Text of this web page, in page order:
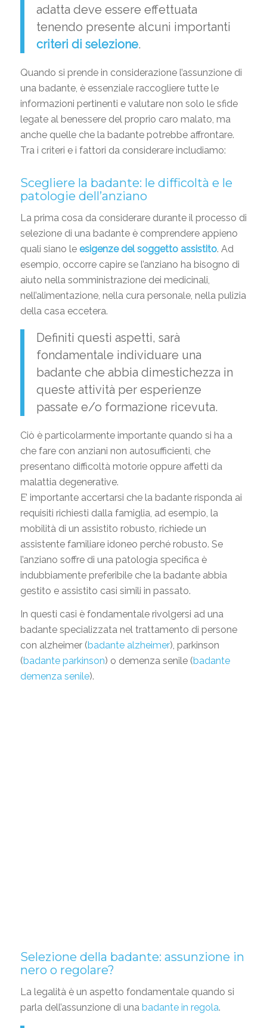
adatta deve essere effettuata
tenendo presente alcuni importanti
criteri di selezione.
Quando si prende in considerazione l’assunzione di
una badante, è essenziale raccogliere tutte le
informazioni pertinenti e valutare non solo le sfide
legate al benessere del proprio caro malato, ma
anche quelle che la badante potrebbe affrontare.
Tra i criteri e i fattori da considerare includiamo:
Scegliere la badante: le difficoltà e le
patologie dell’anziano
La prima cosa da considerare durante il processo di
selezione di una badante è comprendere appieno
quali siano leesigenze del soggetto assistito. Ad
esempio, occorre capire se l’anziano ha bisogno di
aiuto nella somministrazione dei medicinali,
nell’alimentazione, nella cura personale, nella pulizia
della casa eccetera.
Definiti questi aspetti, sarà
fondamentale individuare una
badante che abbia dimestichezza in
queste attività per esperienze
passate e/o formazione ricevuta.
Ciò è particolarmente importante quando si ha a
che fare con anziani non autosufficienti, che
presentano difficoltà motorie oppure affetti da
malattia degenerative.
E’ importante accertarsi che la badante risponda ai
requisiti richiesti dalla famiglia, ad esempio, la
mobilità di un assistito robusto, richiede un
assistente familiare idoneo perché robusto. Se
l’anziano soffre di una patologia specifica è
indubbiamente preferibile che la badante abbia
gestito e assistito casi simili in passato.
In questi casi è fondamentale rivolgersi ad una
badante specializzata nel trattamento di persone
con alzheimer (badante alzheimer), parkinson
(badante parkinson) o demenza senile (badante
demenza senile).
Selezione della badante: assunzione in
nero o regolare?
La legalità è un aspetto fondamentale quando si
parla dell’assunzione di una badante in regola.